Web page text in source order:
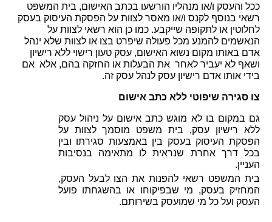
ככל והעסק ו/או מנהליו הורשעו בכתב האישום, בית המשפט
רשאי בנוסף לקנס ו/או מאסר לצוות על הפסקת העיסוק בעסק
לחלוטין או לתקופה שייקבע. כמו כן הוא רשאי לצוות על
הנאשמים להמנע מכל פעולה שיפרט בצו או לצוות שלא ינהל
אדם באותו מקום נשוא האישום, עסק טעון רישוי ללא רישיון
אותו אדם רישיון עסק לנהל עסק זה.
סגירה שיפוטי ללא כתב אישום
גם במקום בו לא מוגש כתב אישום על ניהול עסק
בכל דרך אחרת שנראית לו מתאימה בנסיבות
בית המשפט רשאי להפנות את הצו לבעל העסק,
המחזיק בעסק, מי שבפיקוחו או בהשגחתו פועל
ועל כל מי שמועסק בשירותם.